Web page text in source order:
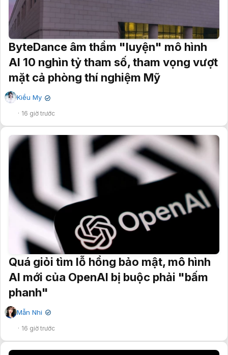
ByteDance âm thầm "luyện" mô hình
AI 10 nghìn tỷ tham số, tham vọng vượt
mặt cả phòng thí nghiệm Mỹ
Kiều My ✔
16 giờ trước
Quá giỏi tìm lỗ hổng bảo mật, mô hình
AI mới của OpenAI bị buộc phải "bấm
phanh"
Mẫn Nhi ✔
16 giờ trước